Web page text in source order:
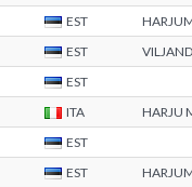
EST
EST
EST
ITA
HARJU
EST
EST